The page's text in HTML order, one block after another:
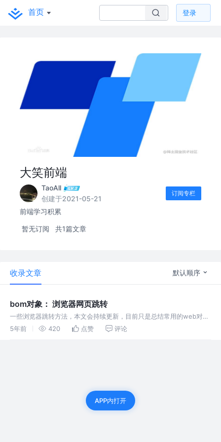
首页 登录
大笑前端
TaoAll
创建于2021-05-21
订阅专栏
前端学习积累
暂无订阅 共1篇文章
收录文章 默认顺序
bom对象： 浏览器网页跳转
一些浏览器跳转方法，本文会持续更新，目前只是总结常用的web对象
api，如果需要详细了解，可以深入交流或者翻阅书本
5年前 420 点赞 评论
APP内打开